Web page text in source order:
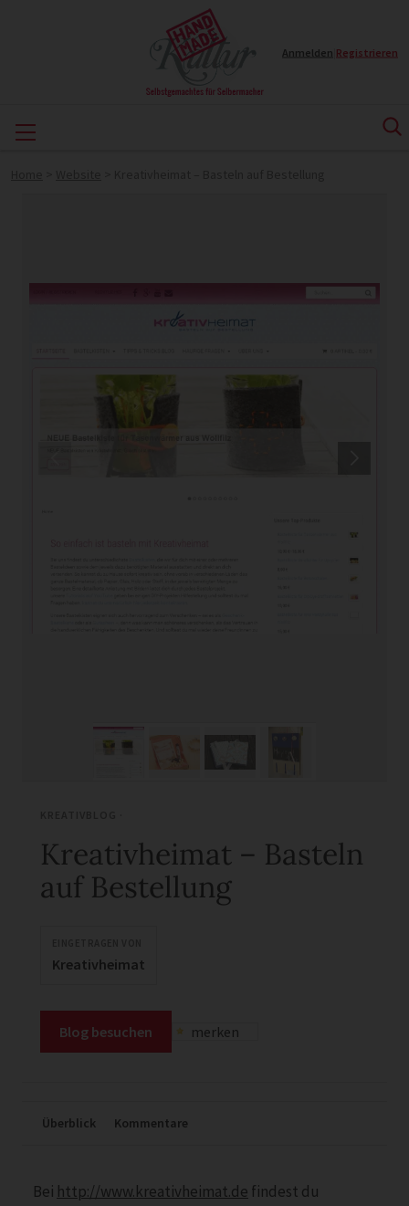
Anmelden Registrieren
Kreativheimat – Basteln
auf Bestellung
Kreativheimat
Blog besuchen merken
Überblick Kommentare
Bei http://www.kreativheimat.de findest du